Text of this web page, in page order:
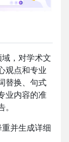
域，对学术文
观点和专业
替换、句式
业内容的准
并生成详细